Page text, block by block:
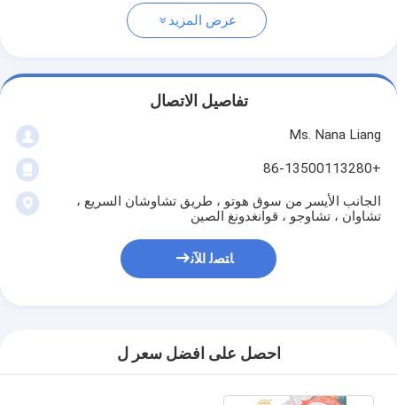
عرض المزيد
تفاصيل الاتصال
Ms. Nana Liang
+86-13500113280
الجانب الأيسر من سوق هوتو ، طريق تشاوشان السريع ،
تشاوان ، تشاوجو ، قوانغدونغ الصين
ﺎﺘﺼﻟ ﺍﻶﻧ
احصل على افضل سعر ل